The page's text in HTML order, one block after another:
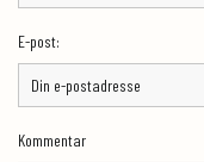
E-post:
Kommentar